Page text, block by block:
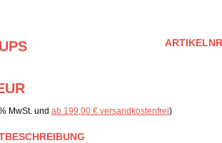
MwSt. und ab 199,00 € versandkostenfrei)